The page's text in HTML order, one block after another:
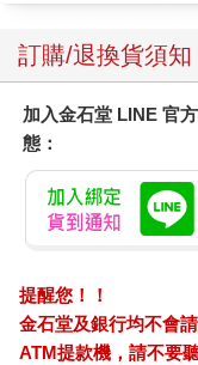
訂購/退換貨須知
加入金石堂 LINE 官
態：
提醒您！！
金石堂及銀行均不會
ATM提款機，請不要